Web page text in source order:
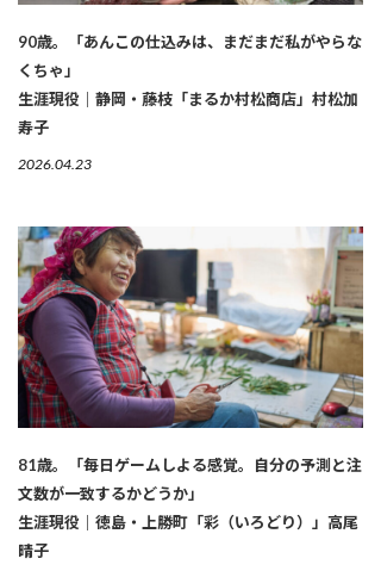
90歳。「あんこの仕込みは、まだまだ私がやらな
くちゃ」
生涯現役｜静岡・藤枝「まるか村松商店」村松加
寿子
2026.04.23
81歳。「毎日ゲームしよる感覚。自分の予測と注
文数が一致するかどうか」
生涯現役｜徳島・上勝町「彩（いろどり）」高尾
晴子